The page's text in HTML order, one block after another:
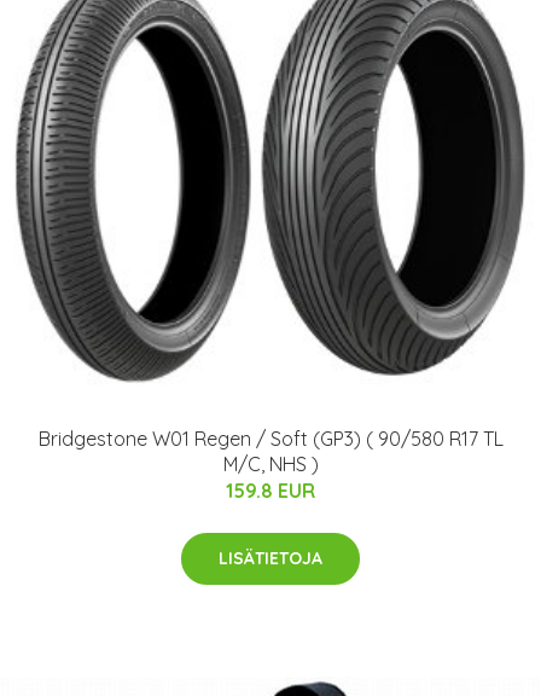
Bridgestone W01 Regen / Soft (GP3) ( 90/580 R17 TL
M/C, NHS )
159.8 EUR
LISÄTIETOJA